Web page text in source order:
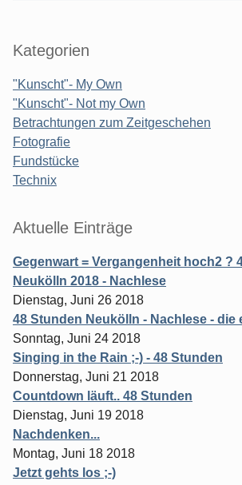
Kategorien
"Kunscht"- My Own
"Kunscht"- Not my Own
Betrachtungen zum Zeitgeschehen
Fotografie
Fundstücke
Technix
Aktuelle Einträge
Gegenwart = Vergangenheit hoch2 ?
Neukölln 2018 - Nachlese
Dienstag, Juni 26 2018
48 Stunden Neukölln - Nachlese - die
Sonntag, Juni 24 2018
Singing in the Rain ;-) - 48 Stunden
Donnerstag, Juni 21 2018
Countdown läuft.. 48 Stunden
Dienstag, Juni 19 2018
Nachdenken...
Montag, Juni 18 2018
Jetzt gehts los ;-)